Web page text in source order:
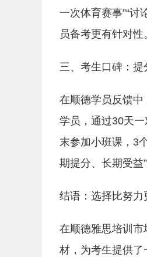
一次体育赛事”“讨
员备考更有针对性
三、考生口碑：提
在顺德学员反馈中
学员，通过30天
末参加小班课，3
期提分、长期受益
结语：选择比努力
在顺德雅思培训
材，为考生提供了